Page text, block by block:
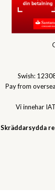
Swish:
Pay from
Vi innehar
Skräddarsydda